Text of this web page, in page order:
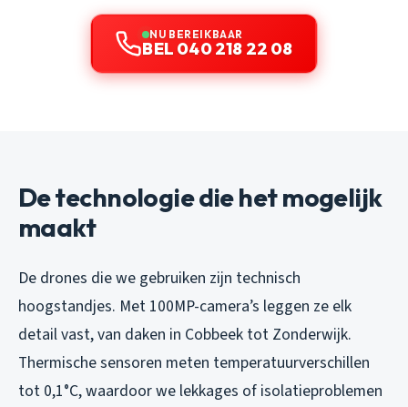
NU BEREIKBAAR
BEL 040 218 22 08
De technologie die het mogelijk
maakt
De drones die we gebruiken zijn technisch
hoogstandjes. Met 100MP-camera’s leggen ze elk
detail vast, van daken in Cobbeek tot Zonderwijk.
Thermische sensoren meten temperatuurverschillen
tot 0,1°C, waardoor we lekkages of isolatieproblemen